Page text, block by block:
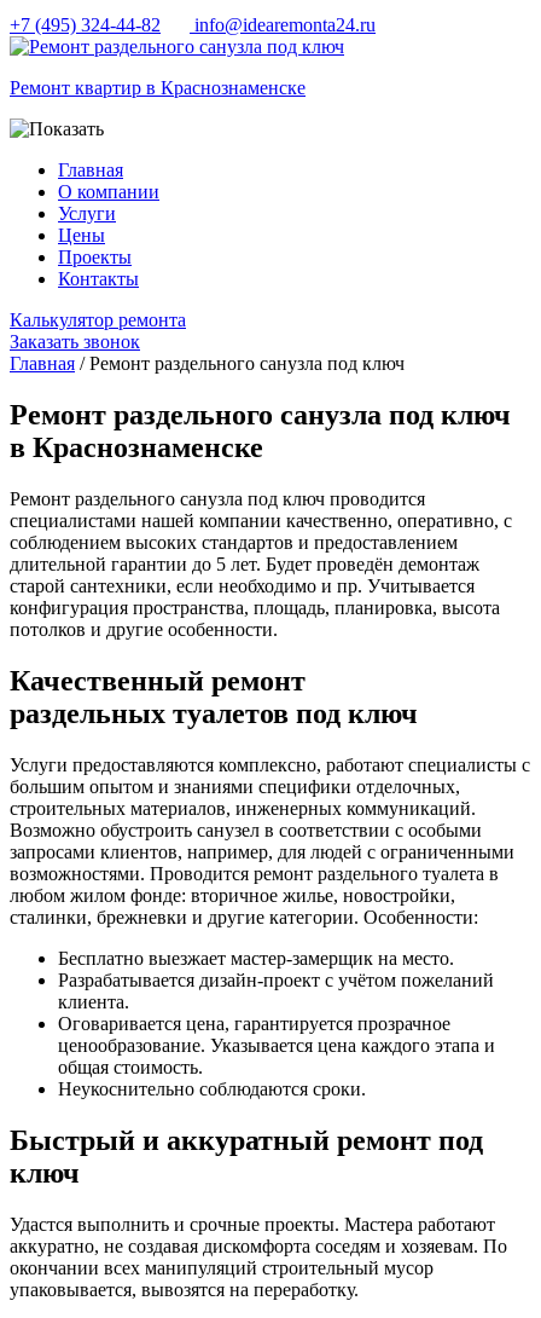
+7 (495) 324-44-82 info@idearemonta24.ru
Ремонт квартир в Краснознаменске
Главная
О компании
Услуги
Цены
Проекты
Контакты
Калькулятор ремонта
Заказать звонок
Главная / Ремонт раздельного санузла под ключ
Ремонт раздельного санузла под ключ
в Краснознаменске
Ремонт раздельного санузла под ключ проводится
специалистами нашей компании качественно, оперативно, с
соблюдением высоких стандартов и предоставлением
длительной гарантии до 5 лет. Будет проведён демонтаж
старой сантехники, если необходимо и пр. Учитывается
конфигурация пространства, площадь, планировка, высота
потолков и другие особенности.
Качественный ремонт
раздельных туалетов под ключ
Услуги предоставляются комплексно, работают специалисты с
большим опытом и знаниями специфики отделочных,
строительных материалов, инженерных коммуникаций.
Возможно обустроить санузел в соответствии с особыми
запросами клиентов, например, для людей с ограниченными
возможностями. Проводится ремонт раздельного туалета в
любом жилом фонде: вторичное жилье, новостройки,
сталинки, брежневки и другие категории. Особенности:
Бесплатно выезжает мастер-замерщик на место.
Разрабатывается дизайн-проект с учётом пожеланий
клиента.
Оговаривается цена, гарантируется прозрачное
ценообразование. Указывается цена каждого этапа и
общая стоимость.
Неукоснительно соблюдаются сроки.
Быстрый и аккуратный ремонт под
ключ
Удастся выполнить и срочные проекты. Мастера работают
аккуратно, не создавая дискомфорта соседям и хозяевам. По
окончании всех манипуляций строительный мусор
упаковывается, вывозятся на переработку.